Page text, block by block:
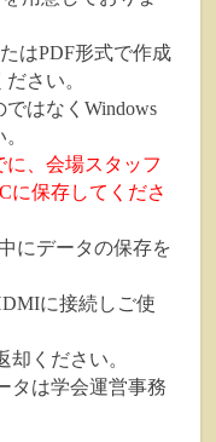
はPDF形式で作成
さい。
はなくWindows
に、会場スタッフ
に保存してくださ
にデータの保存を
に接続しご使
却ください。
タは学会運営事務